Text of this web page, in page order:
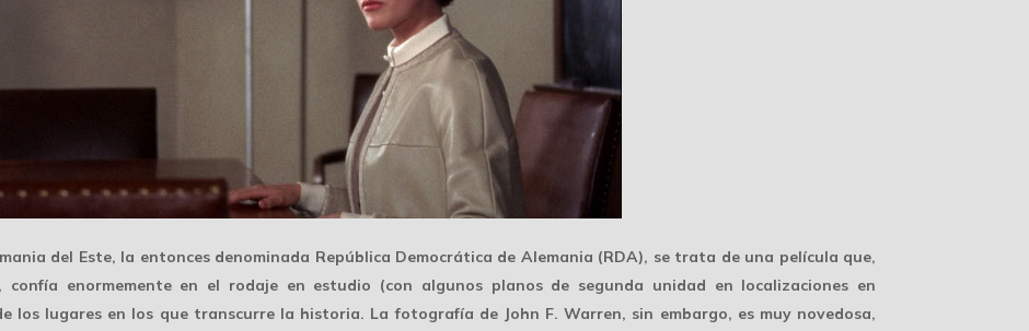
del Este, la entonces denominada República Democrática de Alemania (RDA), se trata de una película que,
enormemente en el rodaje en estudio (con algunos planos de segunda unidad en localizaciones en
los lugares en los que transcurre la historia. La fotografía de John F. Warren, sin embargo, es muy novedosa,